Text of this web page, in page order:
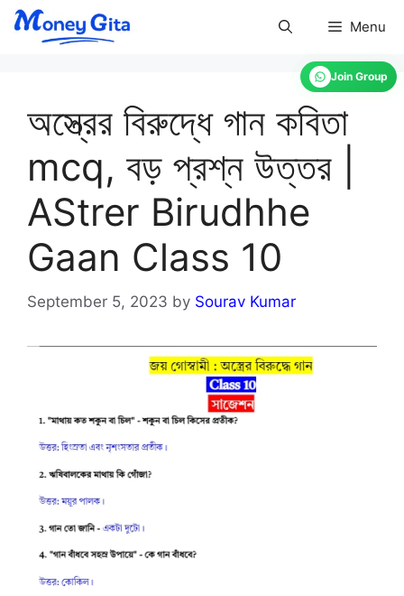
Join Group
Skip
Menu
অস্ত্রের বিরুদ্ধে গান কবিতা
mcq, বড় প্রশ্ন উত্তর |
AStrer Birudhhe
Gaan Class 10
September 5, 2023 by Sourav Kumar